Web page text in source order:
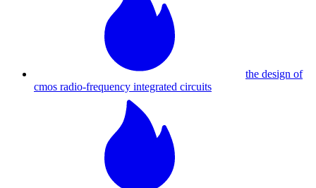
the design of
cmos radio-frequency integrated circuits